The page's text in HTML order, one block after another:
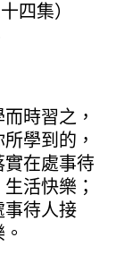
四集）
時習之，
學到的，
在處事待
活快樂；
事待人接